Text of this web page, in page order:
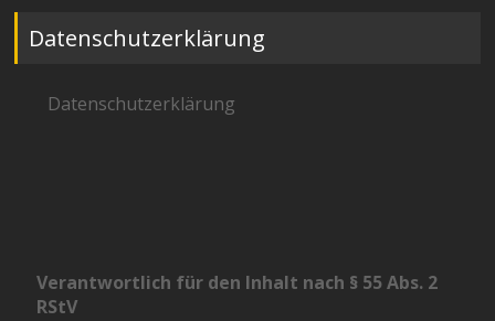
Datenschutzerklärung
Datenschutzerklärung
Verantwortlich für den Inhalt nach § 55 Abs. 2
RStV